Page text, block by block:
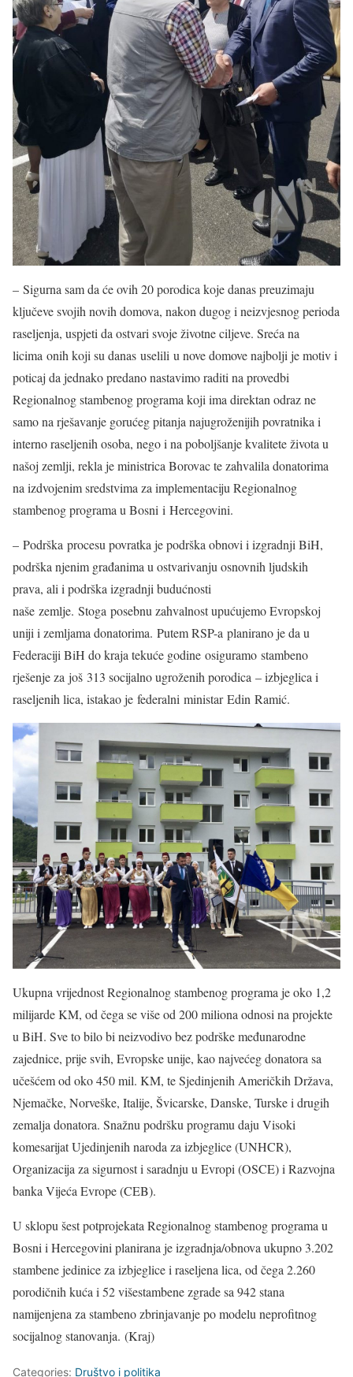
– Sigurna sam da će ovih 20 porodica koje danas preuzimaju
ključeve svojih novih domova, nakon dugog i neizvjesnog perioda
raseljenja, uspjeti da ostvari svoje životne ciljeve. Sreća na
licima onih koji su danas uselili u nove domove najbolji je motiv i
poticaj da jednako predano nastavimo raditi na provedbi
Regionalnog stambenog programa koji ima direktan odraz ne
samo na rješavanje gorućeg pitanja najugroženijih povratnika i
interno raseljenih osoba, nego i na poboljšanje kvalitete života u
našoj zemlji, rekla je ministrica Borovac te zahvalila donatorima
na izdvojenim sredstvima za implementaciju Regionalnog
stambenog programa u Bosni i Hercegovini.
– Podrška procesu povratka je podrška obnovi i izgradnji BiH,
podrška njenim građanima u ostvarivanju osnovnih ljudskih
prava, ali i podrška izgradnji budućnosti
naše zemlje. Stoga posebnu zahvalnost upućujemo Evropskoj
uniji i zemljama donatorima. Putem RSP-a planirano je da u
Federaciji BiH do kraja tekuće godine osiguramo stambeno
rješenje za još 313 socijalno ugroženih porodica – izbjeglica i
raseljenih lica, istakao je federalni ministar Edin Ramić.
Ukupna vrijednost Regionalnog stambenog programa je oko 1,2
milijarde KM, od čega se više od 200 miliona odnosi na projekte
u BiH. Sve to bilo bi neizvodivo bez podrške međunarodne
zajednice, prije svih, Evropske unije, kao najvećeg donatora sa
učešćem od oko 450 mil. KM, te Sjedinjenih Američkih Država,
Njemačke, Norveške, Italije, Švicarske, Danske, Turske i drugih
zemalja donatora. Snažnu podršku programu daju Visoki
komesarijat Ujedinjenih naroda za izbjeglice (UNHCR),
Organizacija za sigurnost i saradnju u Evropi (OSCE) i Razvojna
banka Vijeća Evrope (CEB).
U sklopu šest potprojekata Regionalnog stambenog programa u
Bosni i Hercegovini planirana je izgradnja/obnova ukupno 3.202
stambene jedinice za izbjeglice i raseljena lica, od čega 2.260
porodičnih kuća i 52 višestambene zgrade sa 942 stana
namijenjena za stambeno zbrinjavanje po modelu neprofitnog
socijalnog stanovanja. (Kraj)
Categories: Društvo i politika